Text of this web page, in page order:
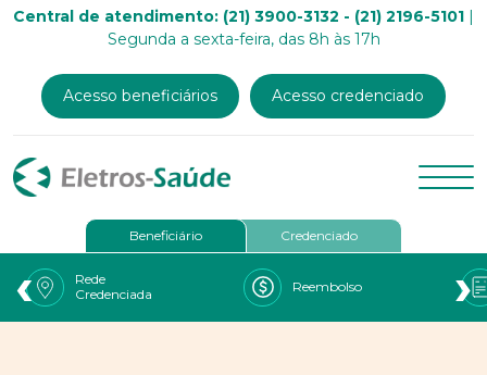
Central de atendimento: (21) 3900-3132 - (21) 2196-5101 |
Segunda a sexta-feira, das 8h às 17h
Acesso beneficiários Acesso credenciado
Beneficiário Credenciado
Rede
Credenciada
Reembolso
‹ ›